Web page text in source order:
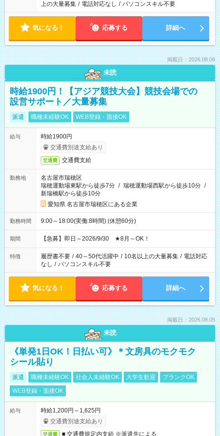
上の大量募集 / 電話対応なし / パソコンスキル不要
気になる！ 応募する 詳細へ
掲載日：2026.08.06
未読
時給1900円！【アジア競技大会】競技会場での
設営サポート／大量募集
派遣 職種未経験OK WEB登録・面接OK
給与
時給1900円
交通費別途支給あり
交通費 交通費支給
勤務地
名古屋市瑞穂区
瑞穂運動場東駅から徒歩7分 / 瑞穂運動場西駅から徒歩10分 /
新瑞橋駅から徒歩10分
愛知県 名古屋市瑞穂区にある企業
勤務時間 9:00～18:00(実働:8時間) (休憩60分)
期間 【急募】即日～2026/9/30 ★8月～OK！
特徴 履歴書不要 / 40～50代活躍中 / 10名以上の大量募集 / 電話対応
なし / パソコンスキル不要
気になる！ 応募する 詳細へ
掲載日：2026.08.05
未読
《単発1日OK！日払い可》＊文房具のモクモク
シール貼り
派遣 職種未経験OK 社会人未経験OK 大学生歓迎
ブランクOK
WEB登録・面接OK
給与
時給1,200円～1,625円
交通費別途支給あり
交通費 ■ 交通費規定内支給 ※派遣先による